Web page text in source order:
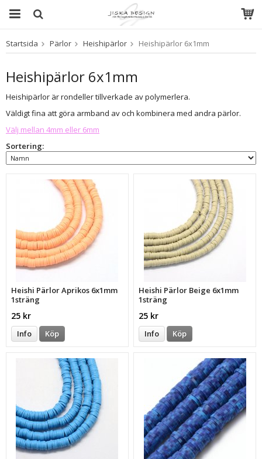
Produkten har blivit tillagd i varukorgen
Startsida Pärlor Heishipärlor Heishipärlor 6x1mm
Heishipärlor 6x1mm
Heishipärlor är rondeller tillverkade av polymerlera.
Väldigt fina att göra armband av och kombinera med andra pärlor.
Välj mellan 4mm eller 6mm
Sortering:
Heishi Pärlor Aprikos 6x1mm
1sträng
25 kr
Info Köp
Heishi Pärlor Beige 6x1mm
1sträng
25 kr
Info Köp